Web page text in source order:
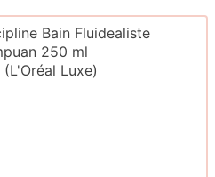
Bain Fluidealiste
250 ml
(L'Oréal Luxe)